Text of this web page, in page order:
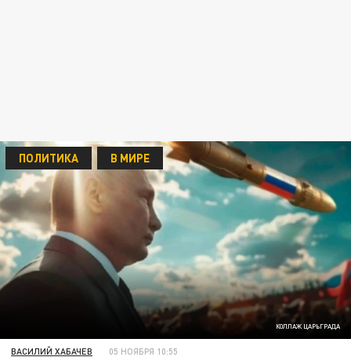
КОЛЛАЖ ЦАРЬГРАДА
ПОЛИТИКА В МИРЕ
ВАСИЛИЙ ХАБАЧЕВ 05 НОЯБРЯ 10:55